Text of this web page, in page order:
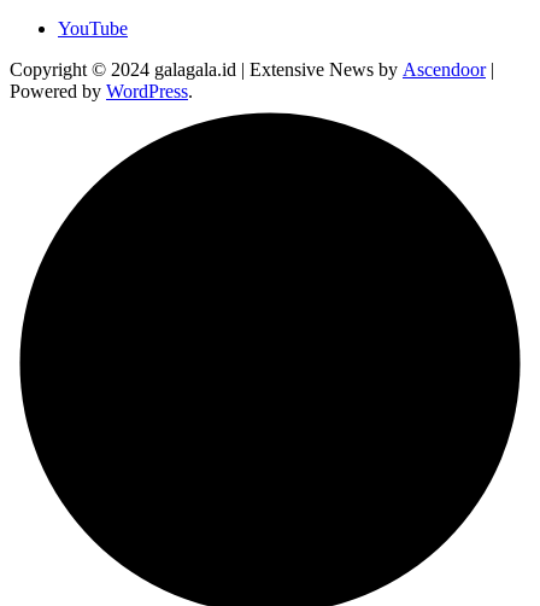
YouTube
Copyright © 2024 galagala.id | Extensive News by Ascendoor|
Powered by WordPress.